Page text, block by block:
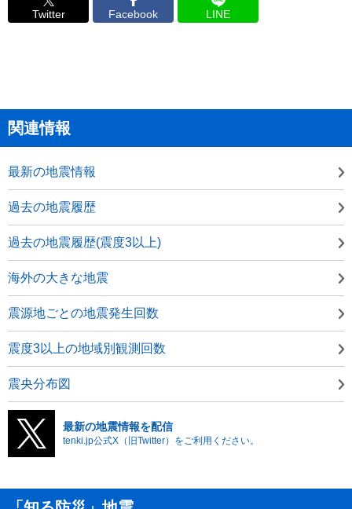
Twitter Facebook LINE
関連情報
最新の地震情報
過去の地震履歴
過去の地震履歴(震度3以上)
海外の大きな地震
震源地ごとの地震発生回数
震度3以上の地域別観測回数
震央分布図
最新の地震情報を配信
tenki.jp公式X（旧Twitter）をご利用ください。